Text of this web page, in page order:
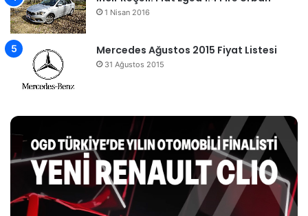
1 Nisan 2016
Mercedes Ağustos 2015 Fiyat Listesi
31 Ağustos 2015